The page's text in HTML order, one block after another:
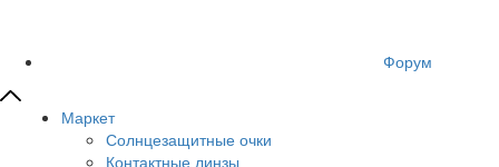
Форум
Маркет
Солнцезащитные очки
Контактные линзы